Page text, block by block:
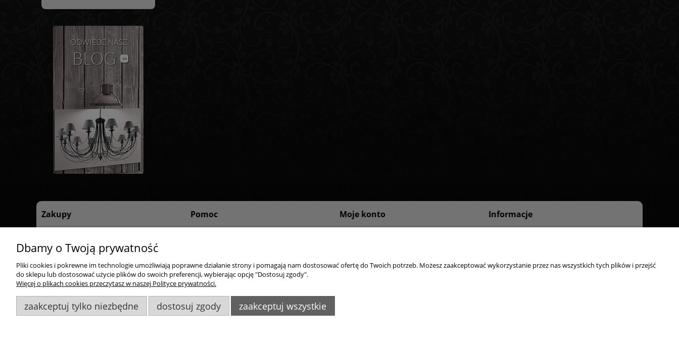
Zakupy
Formy płatności
Reklamacje i zwroty
Odstąp od umowy tutaj
Pomoc Moje konto
Ustawienia konta
Informacje
Goldsun S.C. , ul. Kukuczki 20/24, 42-224 Częstochowa,609484395 ,info@goldsun-lampy.pl
Wszelkie Prawa Zastrzeżone. ©Goldsun2011-2023
Dbamy o Twoją prywatność
Pliki cookies i pokrewne im technologie umożliwiają poprawne działanie strony i pomagają nam dostosować ofertę do Twoich potrzeb. Możesz zaakceptować wykorzystanie przez nas wszystkich tych plików i przejść
do sklepu lub dostosować użycie plików do swoich preferencji, wybierając opcję "Dostosuj zgody".
Więcej o plikach cookies przeczytasz w naszej Polityce prywatności.
zaakceptuj tylko niezbędne dostosuj zgody zaakceptuj wszystkie